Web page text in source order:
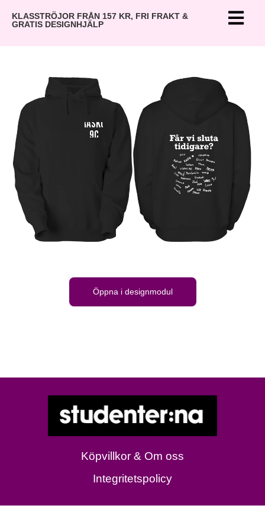
KLASSTRÖJOR FRÅN 157 KR, FRI FRAKT &
GRATIS DESIGNHJÄLP
Kärraskolan
9c
Öppna i designmodul
Köpvillkor & Om oss
Integritetspolicy